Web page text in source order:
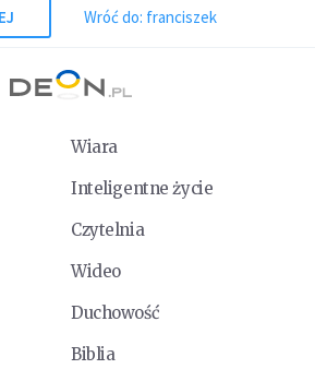
Wróć do: franciszek
Wiara
Inteligentne życie
Czytelnia
Wideo
Duchowość
Biblia